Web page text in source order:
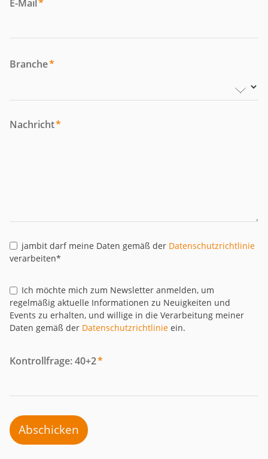
E-Mail*
Branche*
Nachricht*
jambit darf meine Daten gemäß der Datenschutzrichtlinie
verarbeiten*
Ich möchte mich zum Newsletter anmelden, um
regelmäßig aktuelle Informationen zu Neuigkeiten und
Events zu erhalten, und willige in die Verarbeitung meiner
Daten gemäß der Datenschutzrichtlinie ein.
Kontrollfrage: 40+2*
Abschicken